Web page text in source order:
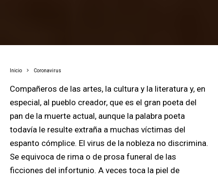
Inicio Coronavirus
Compañeros de las artes, la cultura y la literatura y, en
especial, al pueblo creador, que es el gran poeta del
pan de la muerte actual, aunque la palabra poeta
todavía le resulte extraña a muchas víctimas del
espanto cómplice. El virus de la nobleza no discrimina.
Se equivoca de rima o de prosa funeral de las
ficciones del infortunio. A veces toca la piel de